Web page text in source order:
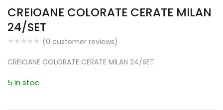
CREIOANE COLORATE CERATE MILAN
24/SET
(0 customer reviews)
CREIOANE COLORATE CERATE MILAN 24/SET
5 in stoc